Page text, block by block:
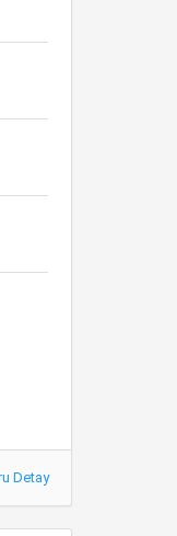
Detay